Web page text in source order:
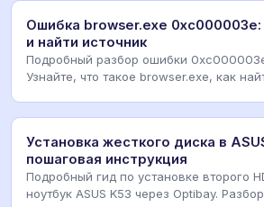
Ошибка browser.exe 0xc000003e:
и найти источник
Подробный разбор ошибки
Узнайте, что такое browser.exe, как
Установка жесткого диска в
пошаговая инструкция
Подробный гид по установке второго
ноутбук ASUS K53 через Optibay.